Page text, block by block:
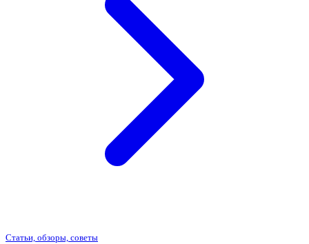
Статьи, обзоры, советы